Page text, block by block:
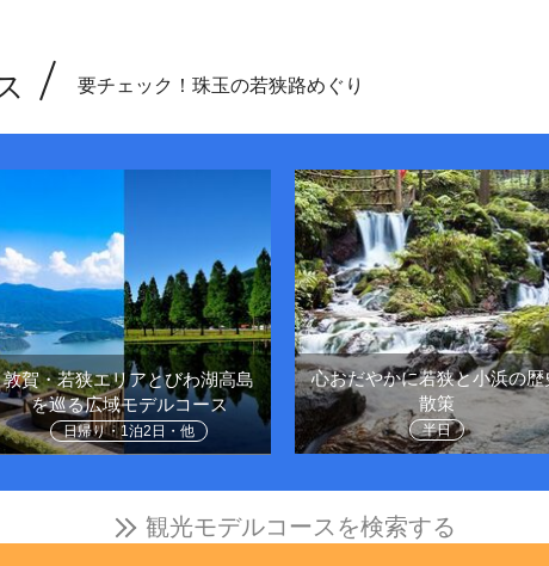
要チェック！珠玉の若狭路めぐり
敦賀・若狭エリアとびわ湖高島
を巡る広域モデルコース
日帰り・1泊2日・他
心おだやかに若狭と小浜の歴
散策
半日
観光モデルコースを検索する